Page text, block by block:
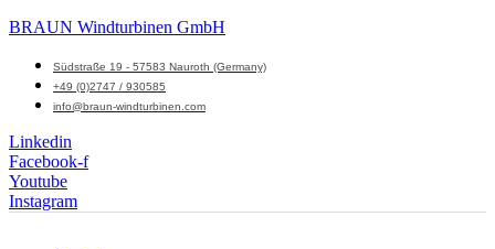
BRAUN Windturbinen GmbH
Südstraße 19 - 57583 Nauroth (Germany)
+49 (0)2747 / 930585
info@braun-windturbinen.com
Linkedin
Facebook-f
Youtube
Instagram